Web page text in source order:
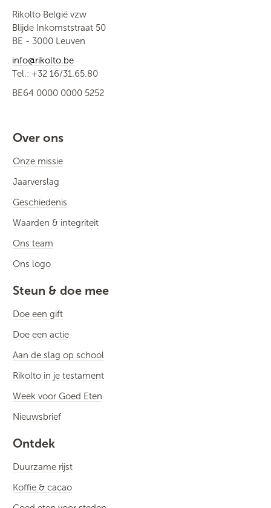
Rikolto België vzw
Blijde Inkomststraat 50
BE - 3000 Leuven
info@rikolto.be
Tel.: +32 16/31.65.80
BE64 0000 0000 5252
Over ons
Onze missie
Jaarverslag
Geschiedenis
Waarden & integriteit
Ons team
Ons logo
Steun & doe mee
Doe een gift
Doe een actie
Aan de slag op school
Rikolto in je testament
Week voor Goed Eten
Nieuwsbrief
Ontdek
Duurzame rijst
Koffie & cacao